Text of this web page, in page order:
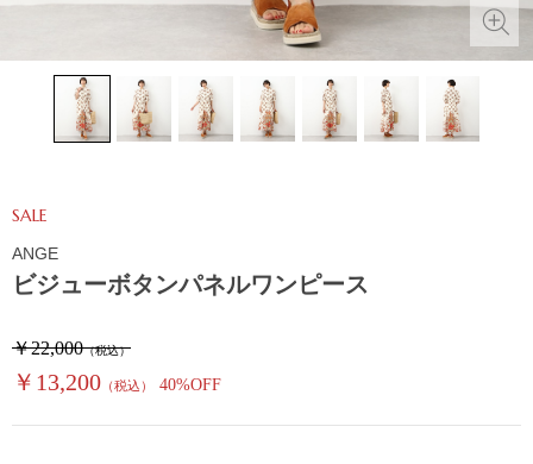
ビジューボタンパネルワンピース
SALE
￥22,000（税込）
￥13,200 （税込） 40%OFF
ANGE